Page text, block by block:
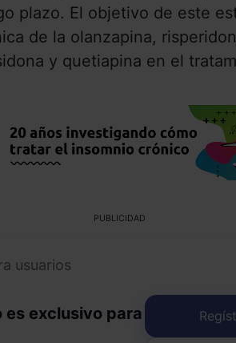
plazo. El objetivo de este
de la olanzapina,
y quetiapina en el
PUBLICIDAD
usuarios
es exclusivo para